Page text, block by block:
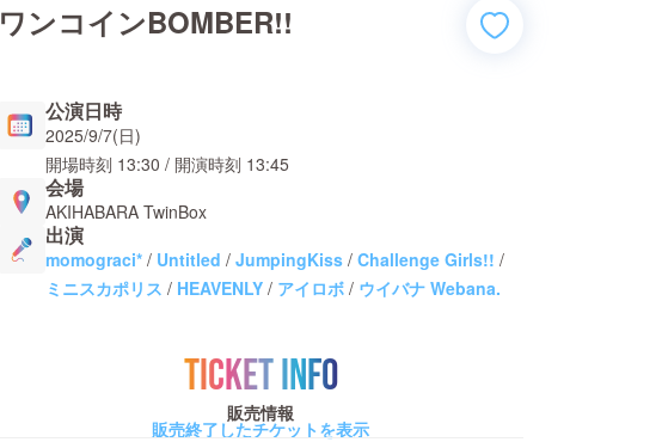
ワンコインBOMBER!!
公演日時
2025/9/7(日)
開場時刻 13:30 / 開演時刻 13:45
会場
AKIHABARA TwinBox
出演
momograci* / Untitled / JumpingKiss / Challenge Girls!! /
ミニスカポリス / HEAVENLY / アイロボ / ウイバナ Webana.
TICKET INFO
販売情報
販売終了したチケットを表示